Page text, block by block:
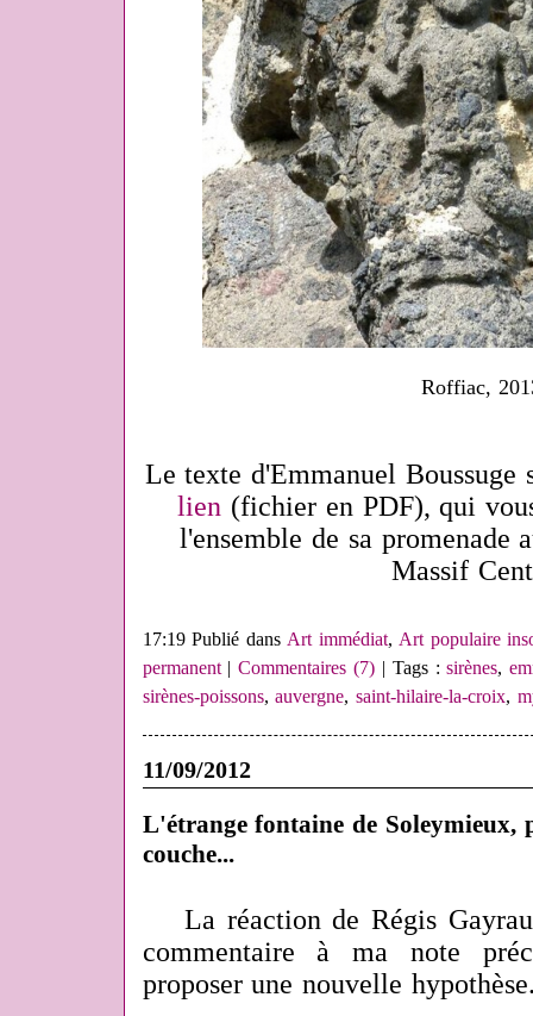
Roffiac,
Le texte d'Emmanuel
lien (fichier en PDF), qui
l'ensemble de sa promenade
Massif
17:19 Publié dansArt immédiat, Art populaire
permanent|Commentaires (7) | Tags :sirènes,
sirènes-poissons,auvergne,saint-hilaire-la-croix,
11/09/2012
L'étrange fontaine de Soleymieux,
couche...
La réaction de Régis
commentaire à ma note
proposer une nouvelle